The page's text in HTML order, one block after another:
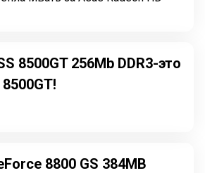
8500GT 256Mb DDR3-это
8800 GS 384MB